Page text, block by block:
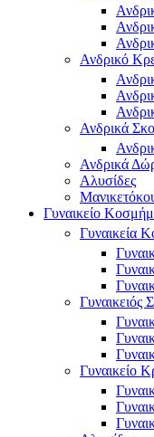
Ανδρικό
Ανδρικά
Ανδρικά
Αλυσίδες
Γυναικείο
Γυναικεία
Γυναικειός
Γυναικείο